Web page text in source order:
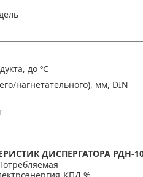
до ºС
нагнетательного), мм, DIN
ДИСПЕРГАТОРА РДН-